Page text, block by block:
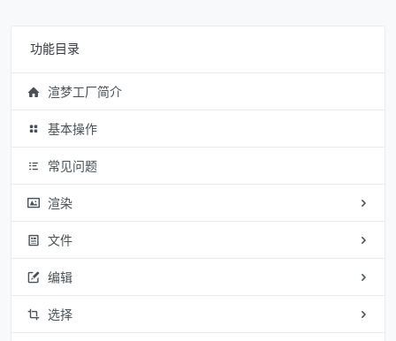
功能目录
渲梦工厂简介
基本操作
常见问题
渲染
文件
编辑
选择